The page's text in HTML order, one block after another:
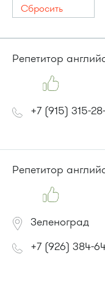
Сбросить
Репетитор
+7 (915) 315-
Репетитор
Зеленоград
+7 (926) 384-